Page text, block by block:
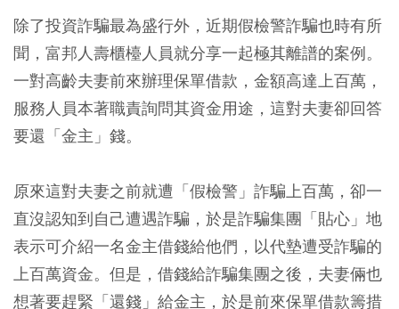
除了投資詐騙最為盛行外，近期假檢警詐騙也時有所
聞，富邦人壽櫃檯人員就分享一起極其離譜的案例。
一對高齡夫妻前來辦理保單借款，金額高達上百萬，
服務人員本著職責詢問其資金用途，這對夫妻卻回答
要還「金主」錢。
原來這對夫妻之前就遭「假檢警」詐騙上百萬，卻一
直沒認知到自己遭遇詐騙，於是詐騙集團「貼心」地
表示可介紹一名金主借錢給他們，以代墊遭受詐騙的
上百萬資金。但是，借錢給詐騙集團之後，夫妻倆也
想著要趕緊「還錢」給金主，於是前來保單借款籌措